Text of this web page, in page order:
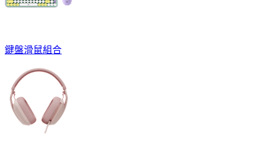
鍵盤滑鼠組合